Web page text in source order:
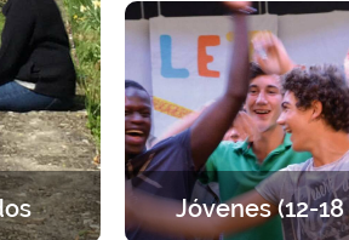
Una acogida específica
edad (padres e
Jóvenes (12-